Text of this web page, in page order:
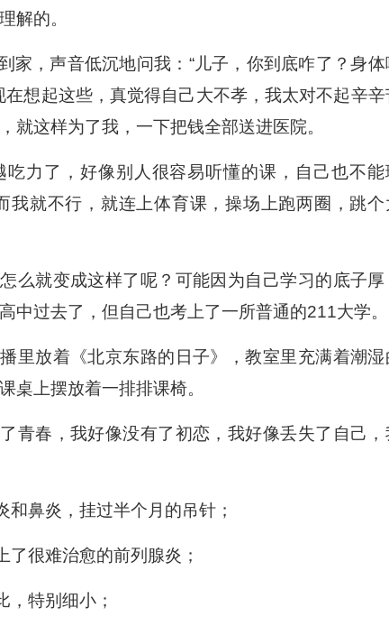
解的。
家，声音低沉地问我：“儿子，你到底咋了？身体
想起这些，真觉得自己大不孝，我太对不起辛辛
就这样为了我，一下把钱全部送进医院。
力了，好像别人很容易听懂的课，自己也不能
就不行，就连上体育课，操场上跑两圈，跳个
么就变成这样了呢？可能因为自己学习的底子厚
中过去了，但自己也考上了一所普通的211大学。
里放着《北京东路的日子》，教室里充满着潮湿
桌上摆放着一排排课椅。
青春，我好像没有了初恋，我好像丢失了自己，
鼻炎，挂过半个月的吊针；
很难治愈的前列腺炎；
，特别细小；